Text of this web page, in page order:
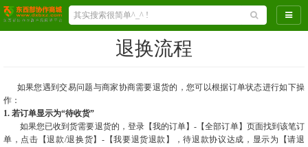
导航
退换流程
如果您遇到交易问题与商家协商需要退货的，您可以根据订单状态进行如下操
作：
1. 若订单显示为“待收货”
如果您已收到货需要退货的，登录【我的订单】-【全部订单】页面找到该笔订
单，点击【退款/退换货】-【我要退货退款】，待退款协议达成，显示为【请退